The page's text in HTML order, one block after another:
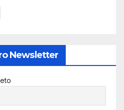
Newsletter